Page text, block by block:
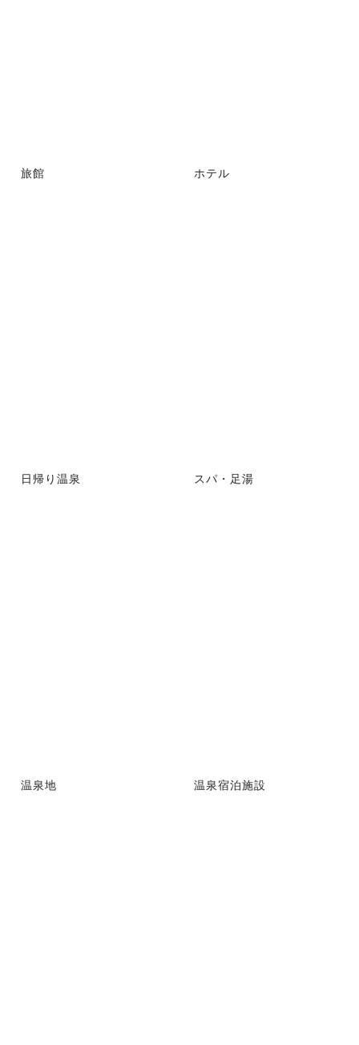
旅館 ホテル
日帰り温泉 スパ・足湯
温泉地 温泉宿泊施設